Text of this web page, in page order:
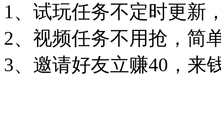
1、试玩任务不定时更新
2、视频任务不用抢，简
3、邀请好友立赚40，来